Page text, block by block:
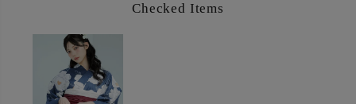
Checked Items